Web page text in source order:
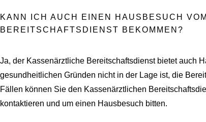
KANN ICH AUCH EINEN HAUSBESUCH
BEREITSCHAFTSDIENST BEKOMMEN?
Ja, der Kassenärztliche Bereitschaftsdienst bietet auch
gesundheitlichen Gründen nicht in der Lage ist, die
Fällen können Sie den Kassenärztlichen
kontaktieren und um einen Hausbesuch bitten.